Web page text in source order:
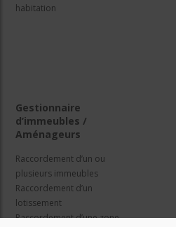
habitation
Gestionnaire
d’immeubles /
Aménageurs
Raccordement d’un ou
plusieurs immeubles
Raccordement d’un
lotissement
Raccordement d’une zone